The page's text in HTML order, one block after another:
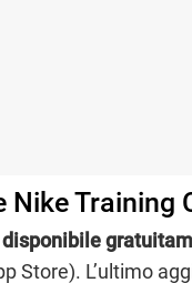
Nike Training
disponibile
Store). L’ultimo